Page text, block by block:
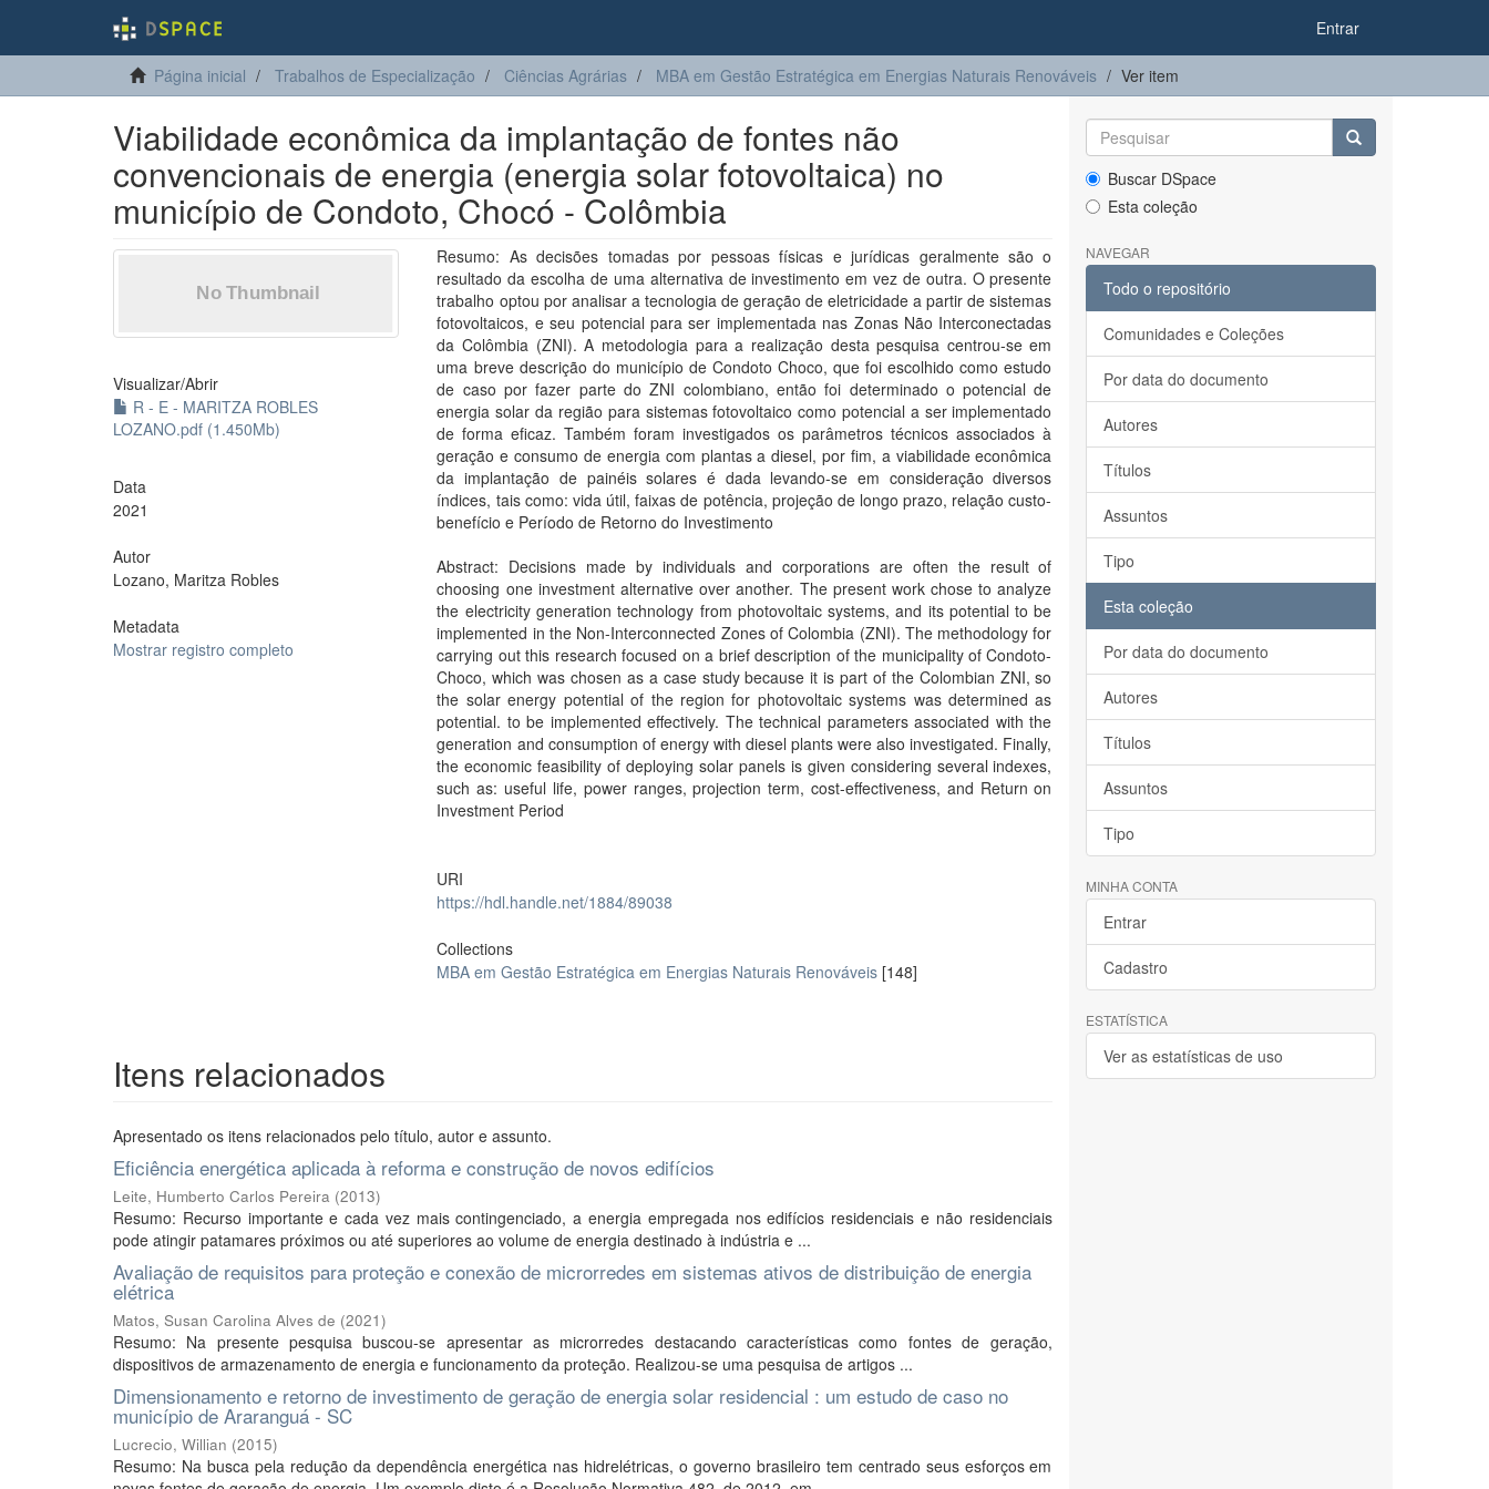
Entrar
Página inicial Trabalhos de Especialização Ciências Agrárias MBA em Gestão Estratégica em Energias Naturais Renováveis Ver item
Viabilidade econômica da implantação de fontes não
convencionais de energia (energia solar fotovoltaica) no
município de Condoto, Chocó - Colômbia
Visualizar/Abrir
R - E - MARITZA ROBLES
LOZANO.pdf (1.450Mb)
Data
2021
Autor
Lozano, Maritza Robles
Metadata
Mostrar registro completo
Resumo: As decisões tomadas por pessoas físicas e jurídicas geralmente são o
resultado da escolha de uma alternativa de investimento em vez de outra. O presente
trabalho optou por analisar a tecnologia de geração de eletricidade a partir de sistemas
fotovoltaicos, e seu potencial para ser implementada nas Zonas Não Interconectadas
da Colômbia (ZNI). A metodologia para a realização desta pesquisa centrou-se em
uma breve descrição do município de Condoto Choco, que foi escolhido como estudo
de caso por fazer parte do ZNI colombiano, então foi determinado o potencial de
energia solar da região para sistemas fotovoltaico como potencial a ser implementado
de forma eficaz. Também foram investigados os parâmetros técnicos associados à
geração e consumo de energia com plantas a diesel, por fim, a viabilidade econômica
da implantação de painéis solares é dada levando-se em consideração diversos
índices, tais como: vida útil, faixas de potência, projeção de longo prazo, relação custo-
benefício e Período de Retorno do Investimento
Abstract: Decisions made by individuals and corporations are often the result of
choosing one investment alternative over another. The present work chose to analyze
the electricity generation technology from photovoltaic systems, and its potential to be
implemented in the Non-Interconnected Zones of Colombia (ZNI). The methodology for
carrying out this research focused on a brief description of the municipality of Condoto-
Choco, which was chosen as a case study because it is part of the Colombian ZNI, so
the solar energy potential of the region for photovoltaic systems was determined as
potential. to be implemented effectively. The technical parameters associated with the
generation and consumption of energy with diesel plants were also investigated. Finally,
the economic feasibility of deploying solar panels is given considering several indexes,
such as: useful life, power ranges, projection term, cost-effectiveness, and Return on
Investment Period
URI
https://hdl.handle.net/1884/89038
Collections
MBA em Gestão Estratégica em Energias Naturais Renováveis [148]
Itens relacionados
Apresentado os itens relacionados pelo título, autor e assunto.
Eficiência energética aplicada à reforma e construção de novos edifícios
Leite, Humberto Carlos Pereira (2013)
Resumo: Recurso importante e cada vez mais contingenciado, a energia empregada nos edifícios residenciais e não residenciais
pode atingir patamares próximos ou até superiores ao volume de energia destinado à indústria e ...
Avaliação de requisitos para proteção e conexão de microrredes em sistemas ativos de distribuição de energia
elétrica
Matos, Susan Carolina Alves de (2021)
Resumo: Na presente pesquisa buscou-se apresentar as microrredes destacando características como fontes de geração,
dispositivos de armazenamento de energia e funcionamento da proteção. Realizou-se uma pesquisa de artigos ...
Dimensionamento e retorno de investimento de geração de energia solar residencial : um estudo de caso no
município de Araranguá - SC
Lucrecio, Willian (2015)
Resumo: Na busca pela redução da dependência energética nas hidrelétricas, o governo brasileiro tem centrado seus esforços em
Buscar DSpace
Esta coleção
NAVEGAR
Todo o repositório
Comunidades e Coleções
Por data do documento
Autores
Títulos
Assuntos
Tipo
Esta coleção
Por data do documento
Autores
Títulos
Assuntos
Tipo
MINHA CONTA
Entrar
Cadastro
ESTATÍSTICA
Ver as estatísticas de uso